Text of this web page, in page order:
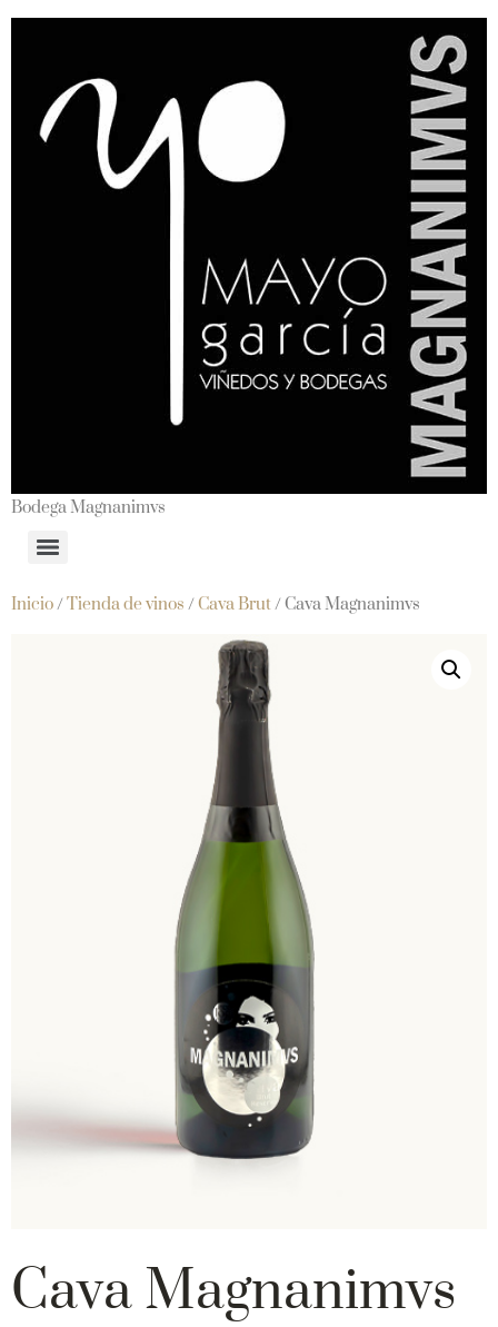
Bodega Magnanimvs
Inicio/Tienda de vinos /Cava Brut/ Cava Magnanimvs
Cava Magnanimvs